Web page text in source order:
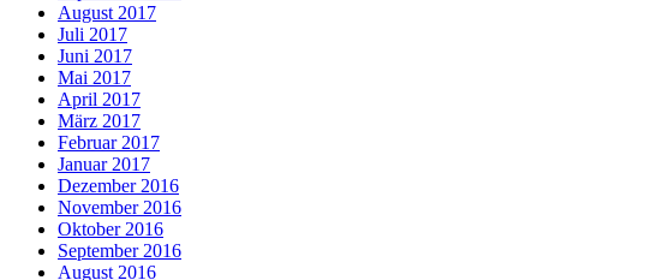
August 2017
Juli 2017
Juni 2017
Mai 2017
April 2017
März 2017
Februar 2017
Januar 2017
Dezember 2016
November 2016
Oktober 2016
September 2016
August 2016